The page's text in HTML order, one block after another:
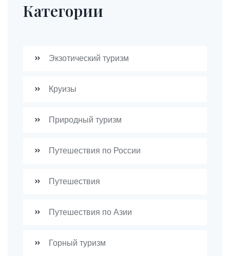
Категории
Экзотический туризм
Круизы
Природный туризм
Путешествия по России
Путешествия
Путешествия по Азии
Горный туризм